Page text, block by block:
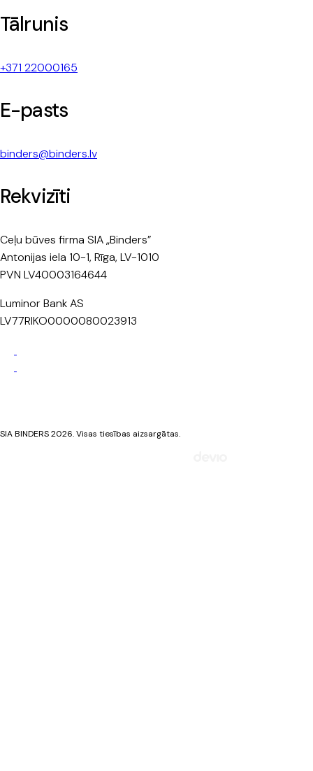
Tālrunis
+371 22000165
E-pasts
binders@binders.lv
Rekvizīti
Ceļu būves firma SIA „Binders”
Antonijas iela 10-1, Rīga, LV-1010
PVN LV40003164644
Luminor Bank AS
LV77RIKO0000080023913
SIA BINDERS 2026. Visas tiesības aizsargātas.